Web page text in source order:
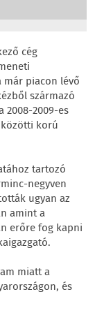
cég
piacon lévő
származó
2008-2009-es
korú
tartozó
negyven
ugyan az
amint a
erőre fog kapni
miatt a
és